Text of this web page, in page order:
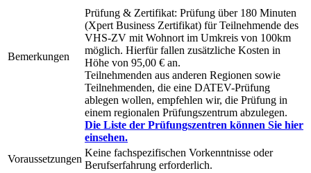
Bemerkungen
Prüfung & Zertifikat: Prüfung über 180 Minuten
(Xpert Business Zertifikat) für Teilnehmende des
VHS-ZV mit Wohnort im Umkreis von 100km
möglich. Hierfür fallen zusätzliche Kosten in
Höhe von 95,00 € an.
Teilnehmenden aus anderen Regionen sowie
Teilnehmenden, die eine DATEV-Prüfung
ablegen wollen, empfehlen wir, die Prüfung in
einem regionalen Prüfungszentrum abzulegen.
Die Liste der Prüfungszentren können Sie hier
einsehen.
Voraussetzungen
Keine fachspezifischen Vorkenntnisse oder
Berufserfahrung erforderlich.